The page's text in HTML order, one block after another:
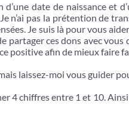
date de naissance et
n’ai pas la prétention de
Je suis là pour vous
partager ces dons avec
positive afin de mieux faire
laissez-moi vous guider
4 chiffres entre 1 et 10.